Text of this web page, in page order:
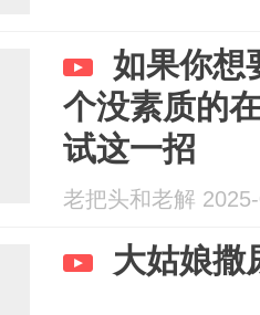
如果你想
个没素质的
试这一招
老把头和老解
大姑娘撒